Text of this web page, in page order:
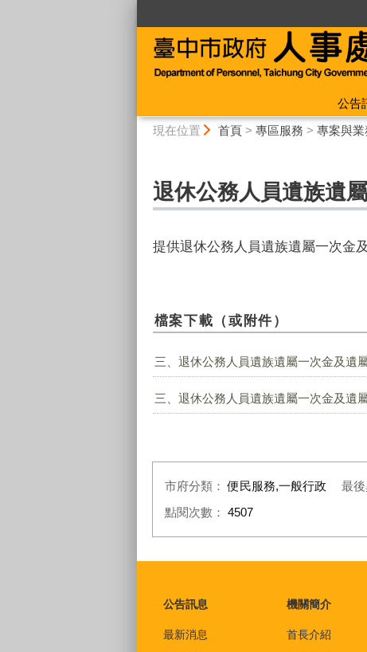
公告
現在位置 首頁> 專區服務 > 專案與
退休公務人員遺族遺
提供退休公務人員遺族遺屬一次金
檔案下載（或附件）
三、退休公務人員遺族遺屬一次金及遺
三、退休公務人員遺族遺屬一次金及遺
市府分類：便民服務,一般行政 最後
點閱次數： 4507
公告訊息
最新消息
機關簡介
首長介紹